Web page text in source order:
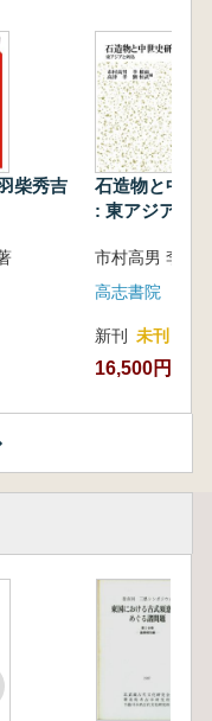
柴秀吉
石造物と中世
: 東アジアと
高志書院
新刊 未刊
16,500円